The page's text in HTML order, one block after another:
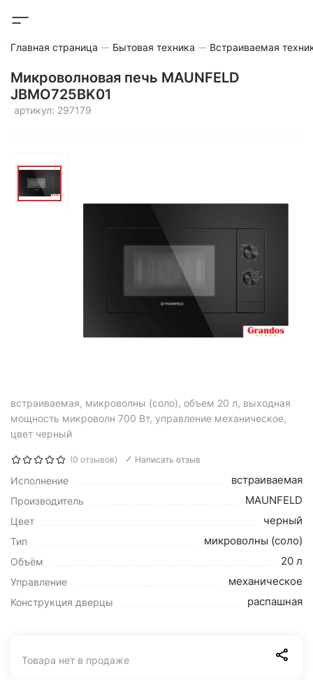
Главная страница Бытовая техника Встраиваемая
Микроволновая печь MAUNFELD
JBMO725BK01
артикул: 297179
встраиваемая, микроволны (соло), объем 20 л, выходная
мощность микроволн 700 Вт, управление механическое,
цвет черный
(0 отзывов) Написать отзыв
Исполнение встраиваемая
Производитель MAUNFELD
Цвет черный
Тип микроволны (соло)
Объём 20 л
Управление механическое
Конструкция дверцы распашная
Товара нет в продаже